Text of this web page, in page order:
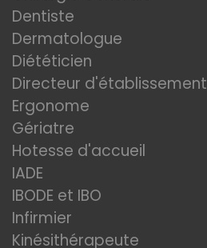
Dentiste
Dermatologue
Diététicien
Directeur d'établissement
Ergonome
Gériatre
Hotesse d'accueil
IADE
IBODE et IBO
Infirmier
Kinésithérapeute